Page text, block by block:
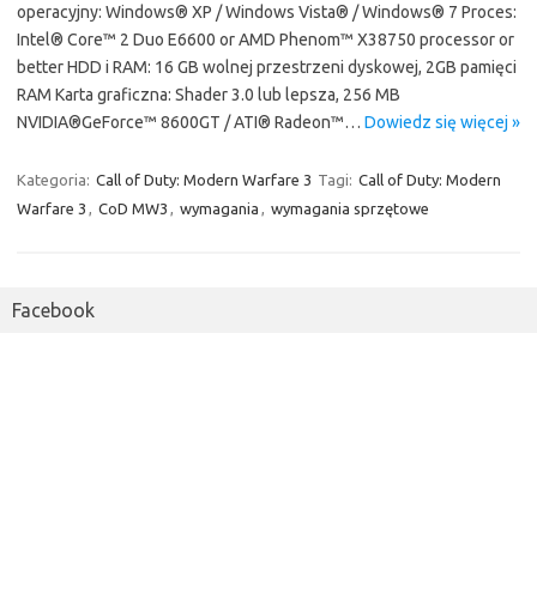
operacyjny: Windows® XP / Windows Vista® / Windows® 7 Proces:
Intel® Core™ 2 Duo E6600 or AMD Phenom™ X38750 processor or
better HDD i RAM: 16 GB wolnej przestrzeni dyskowej, 2GB pamięci
RAM Karta graficzna: Shader 3.0 lub lepsza, 256 MB
NVIDIA®GeForce™ 8600GT / ATI® Radeon™… Dowiedz się więcej »
Kategoria: Call of Duty: Modern Warfare 3 Tagi: Call of Duty: Modern
Warfare 3
CoD MW3 wymagania wymagania sprzętowe
Facebook